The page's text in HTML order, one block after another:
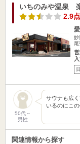
いちのみや温泉
2.9点
妙
50代～
男性
サウナも広
いるのにこの
関連情報から探す